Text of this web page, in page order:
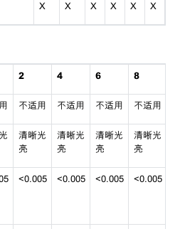
X X X X X X
2 4 6 8
不适用 不适用 不适用 不适用
清晰光
亮
清晰光
亮
清晰光
亮
清晰光
亮
<0.005 <0.005 <0.005 <0.005